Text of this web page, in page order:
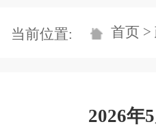
当前位置: 首页 >
2026年